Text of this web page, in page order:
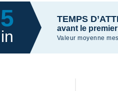
TEMPS
avant le
Valeur moyenne